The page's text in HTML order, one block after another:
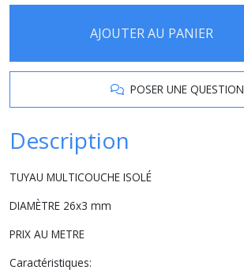
AJOUTER AU PANIER
POSER UNE QUESTION
Description
TUYAU MULTICOUCHE ISOLÉ
DIAMÈTRE 26x3 mm
PRIX AU METRE
Caractéristiques: